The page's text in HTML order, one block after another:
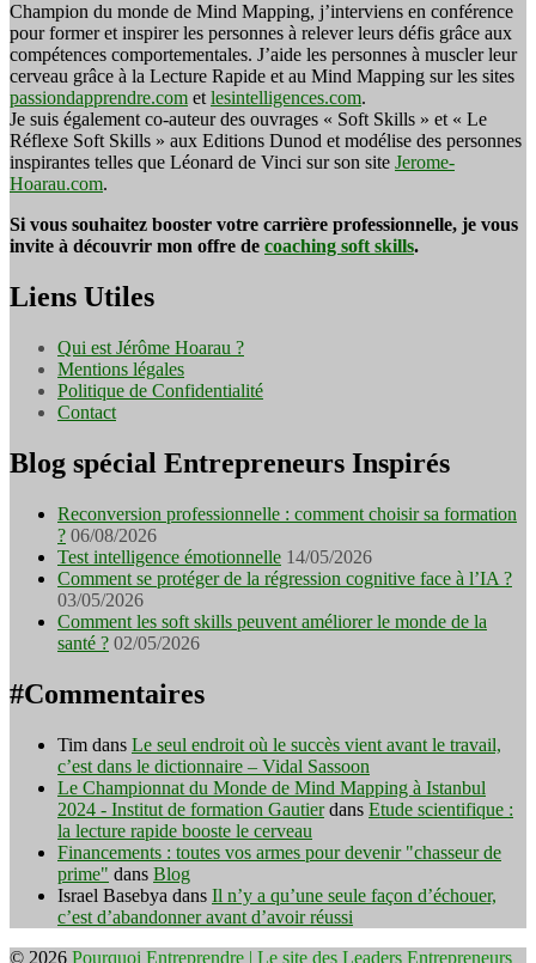
Champion du monde de Mind Mapping, j’interviens en conférence
pour former et inspirer les personnes à relever leurs défis grâce aux
compétences comportementales. J’aide les personnes à muscler leur
cerveau grâce à la Lecture Rapide et au Mind Mapping sur les sites
passiondapprendre.com et lesintelligences.com.
Je suis également co-auteur des ouvrages « Soft Skills » et « Le
Réflexe Soft Skills » aux Editions Dunod et modélise des personnes
inspirantes telles que Léonard de Vinci sur son site Jerome-
Hoarau.com.
Si vous souhaitez booster votre carrière professionnelle, je vous
invite à découvrir mon offre de coaching soft skills.
Liens Utiles
Qui est Jérôme Hoarau ?
Mentions légales
Politique de Confidentialité
Contact
Blog spécial Entrepreneurs Inspirés
Reconversion professionnelle : comment choisir sa formation
? 06/08/2026
Test intelligence émotionnelle 14/05/2026
Comment se protéger de la régression cognitive face à l’IA ?
03/05/2026
Comment les soft skills peuvent améliorer le monde de la
santé ? 02/05/2026
#Commentaires
Tim dans Le seul endroit où le succès vient avant le travail,
c’est dans le dictionnaire – Vidal Sassoon
Le Championnat du Monde de Mind Mapping à Istanbul
2024 - Institut de formation Gautierdans Etude scientifique :
la lecture rapide booste le cerveau
Financements : toutes vos armes pour devenir "chasseur de
prime" dans Blog
Israel Basebya dans Il n’y a qu’une seule façon d’échouer,
c’est d’abandonner avant d’avoir réussi
© 2026 Pourquoi Entreprendre | Le site des Leaders Entrepreneurs